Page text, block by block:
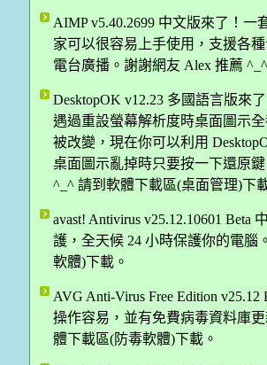
AIMP v5.40.2699 中文版來了！
家可以很容易上手使用，支援各
電台廣播。謝謝網友 Alex 推薦
DesktopOK v12.23 多國語言版來
遇過重設螢幕解析度時桌面圖示
被改變，現在你可以利用
桌面圖示亂掉時只要按一下還原
^_^ 請到軟體下載區(桌面管理)下
avast! Antivirus v25.12.10601
護，全天候 24 小時保護你的電腦
軟體)下載。
AVG Anti-Virus Free Edition
操作容易，並有免費病毒資料庫
體下載區(防毒軟體)下載。